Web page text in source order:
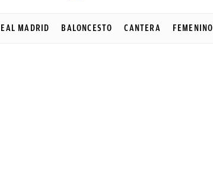
MADRID BALONCESTO CANTERA FEMENINO